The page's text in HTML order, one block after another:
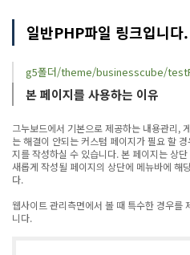
일반PHP파일 링크입니다.
g5폴더/theme/businesscube/
본 페이지를 사용하는 이유
그누보드에서 기본으로 제공하는 내용관리,
는 해결이 안되는 커스텀 페이지가 필요 할
지를 작성하실 수 있습니다. 본 페이지는 상
새롭게 작성될 페이지의 상단에 메뉴바에 해
다.
웹사이트 관리측면에서 볼 때 특수한 경우를
니다.